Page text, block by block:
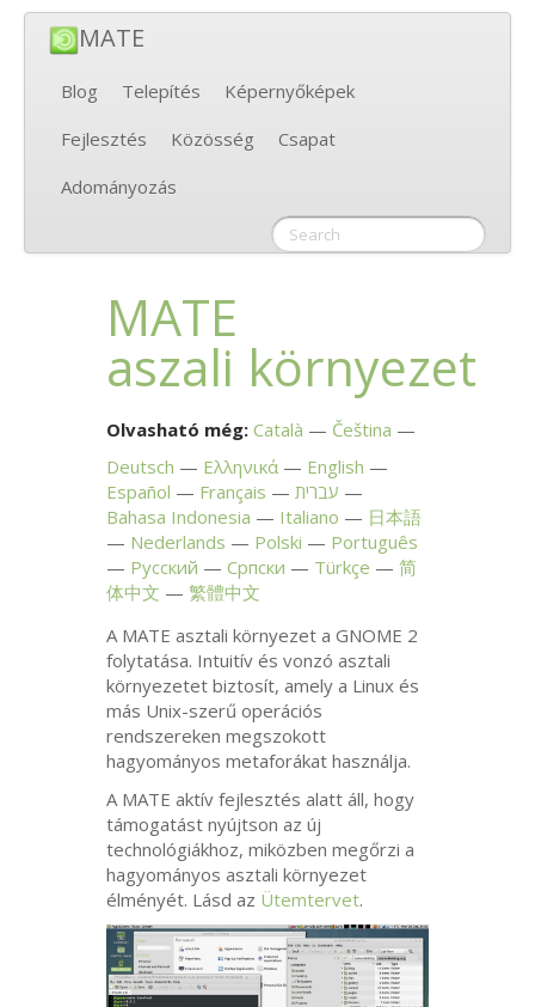
MATE
Blog Telepítés
Képernyőképek
Fejlesztés
Közösség
Csapat
Adományozás
MATE
aszali környezet
Olvasható még: Català
Čeština
Deutsch
Ελληνικά
English
Español
Français
עברית
Bahasa Indonesia
Italiano
日本語
Nederlands
Polski
Português
Русский
Српски Türkçe
简
体中文
繁體中文
A MATE asztali környezet aGNOME 2
folytatása. Intuitív és vonzó asztali
környezetet biztosít, amely a Linux és
más Unix-szerű operációs
rendszereken megszokott
hagyományos metaforákat használja.
A MATE aktív fejlesztés alatt áll, hogy
támogatást nyújtson az új
technológiákhoz, miközben megőrzi a
hagyományos asztali környezet
élményét. Lásd az Ütemtervet.